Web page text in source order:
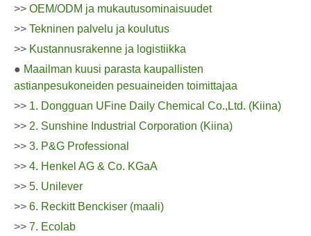
>> OEM/ODM ja mukautusominaisuudet
>> Tekninen palvelu ja koulutus
>> Kustannusrakenne ja logistiikka
● Maailman kuusi parasta kaupallisten
astianpesukoneiden pesuaineiden toimittajaa
>> 1. Dongguan UFine Daily Chemical Co.,Ltd. (Kiina)
>> 2. Sunshine Industrial Corporation (Kiina)
>> 3. P&G Professional
>> 4. Henkel AG & Co. KGaA
>> 5. Unilever
>> 6. Reckitt Benckiser (maali)
>> 7. Ecolab